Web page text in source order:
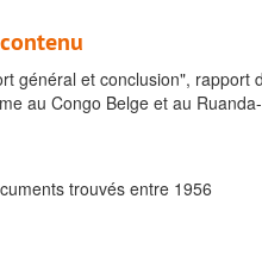
général et conclusion", rapport
au Congo Belge et au
trouvés entre 1956